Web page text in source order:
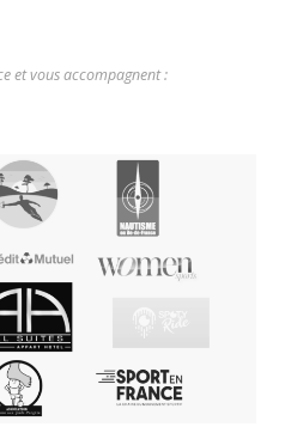
et vous accompagnent :